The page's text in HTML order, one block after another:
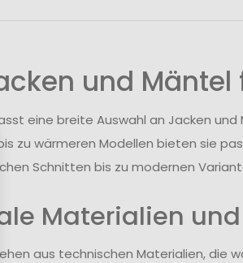
und
eine breite Auswahl an Jacken
zu wärmeren Modellen bieten sie
Schnitten bis zu modernen
Materialien
aus technischen Materialien, die